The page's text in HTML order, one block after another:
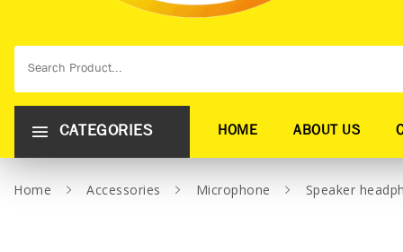
CATEGORIES HOME ABOUT US
Home Accessories Microphone Speaker